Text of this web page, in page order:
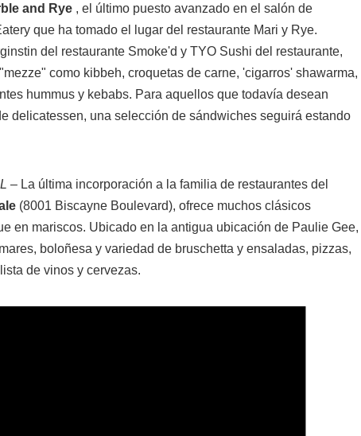
and Rye , el último puesto avanzado en el salón de
que ha tomado el lugar del restaurante Mari y Rye.
del restaurante Smoke'd y TYO Sushi del restaurante,
como kibbeh, croquetas de carne, 'cigarros' shawarma,
hummus y kebabs. Para aquellos que todavía desean
delicatessen, una selección de sándwiches seguirá estando
– La última incorporación a la familia de restaurantes del
(8001 Biscayne Boulevard), ofrece muchos clásicos
en mariscos. Ubicado en la antigua ubicación de Paulie Gee,
boloñesa y variedad de bruschetta y ensaladas, pizzas,
de vinos y cervezas.